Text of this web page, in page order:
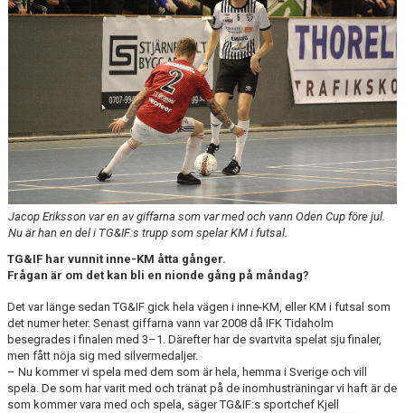
CUPER ARBETSBESKRIVNING
Jacop Eriksson var en av giffarna som var med och vann Oden Cup före jul.
Nu är han en del i TG&IF:s trupp som spelar KM i futsal.
TG&IF har vunnit inne-KM åtta gånger.
Frågan är om det kan bli en nionde gång på måndag?
Det var länge sedan TG&IF gick hela vägen i inne-KM, eller KM i futsal som
det numer heter. Senast giffarna vann var 2008 då IFK Tidaholm
besegrades i finalen med 3–1. Därefter har de svartvita spelat sju finaler,
men fått nöja sig med silvermedaljer.
– Nu kommer vi spela med dem som är hela, hemma i Sverige och vill
spela. De som har varit med och tränat på de inomhusträningar vi haft är de
som kommer vara med och spela, säger TG&IF:s sportchef Kjell